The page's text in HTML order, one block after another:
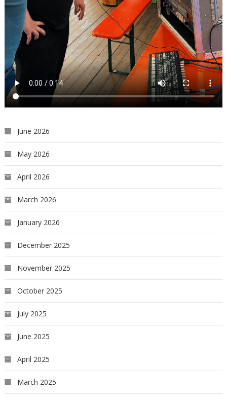
June 2026
May 2026
April 2026
March 2026
January 2026
December 2025
November 2025
October 2025
July 2025
June 2025
April 2025
March 2025